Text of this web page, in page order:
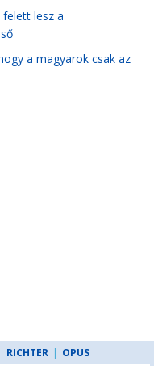
lesz a
a magyarok csak az
RICHTER | OPUS